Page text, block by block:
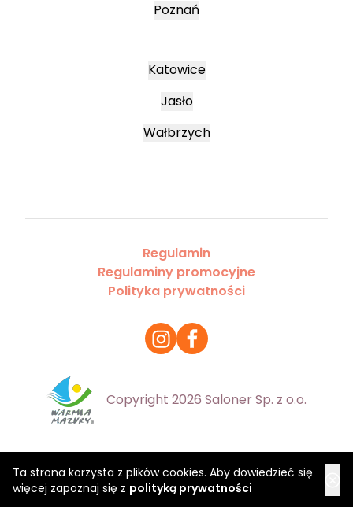
Ta strona korzysta z plików cookies. Aby dowiedzieć się
więcej zapoznaj się z polityką prywatności
Poznań
Katowice
Jasło
Wałbrzych
Regulamin
Regulaminy promocyjne
Polityka prywatności
Copyright 2026 Saloner Sp. z o.o.